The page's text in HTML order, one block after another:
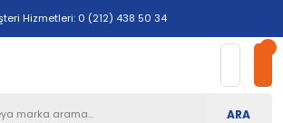
Hizmetleri: 0 (212) 438 50 34
ARA